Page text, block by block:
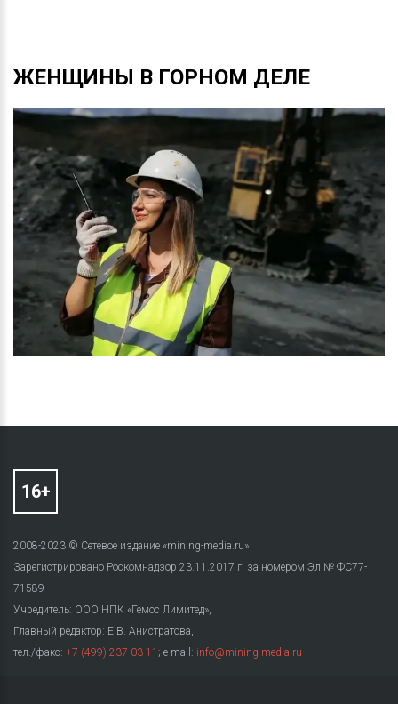
ЖЕНЩИНЫ В ГОРНОМ ДЕЛЕ
2008-2023 © Сетевое издание «mining-media.ru»
Зарегистрировано Роскомнадзор 23.11.2017 г. за номером Эл № ФС77-
71589
Учредитель: ООО НПК «Гемос Лимитед»,
Главный редактор: Е.В. Анистратова,
тел./факс: +7 (499) 237-03-11 ; e-mail: info@mining-media.ru